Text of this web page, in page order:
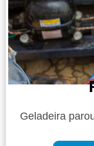
Geladeira